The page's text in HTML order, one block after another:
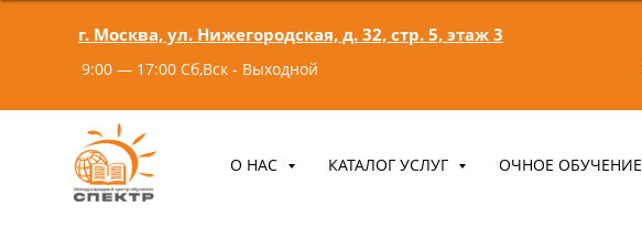
г. Москва, ул. Нижегородская, д. 32, стр. 5, этаж 3
9:00 — 17:00 Сб,Вск - Выходной
О НАС КАТАЛОГ УСЛУГ ОЧНОЕ ОБУЧЕНИЕ